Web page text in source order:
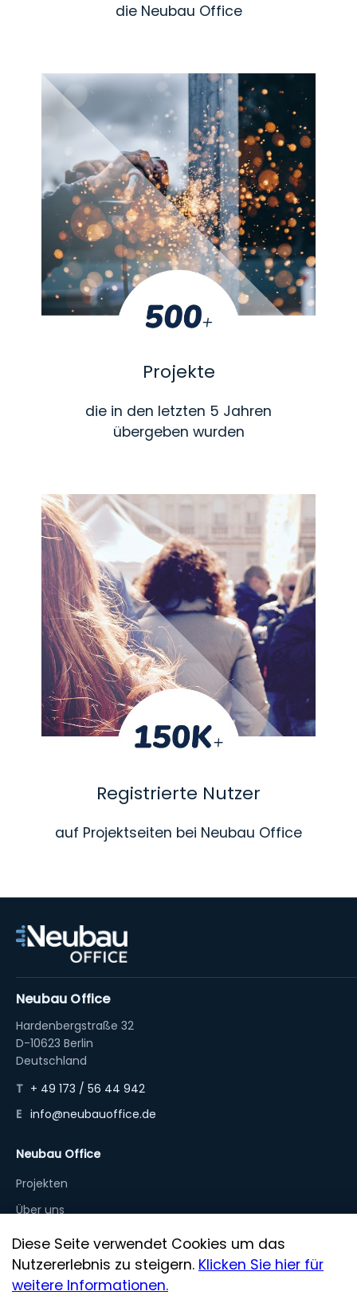
Diese Seite verwendet Cookies um das
Nutzererlebnis zu steigern. Klicken Sie hier für
weitere Informationen.
die Neubau Office
Projekte
die in den letzten 5 Jahren
übergeben wurden
Registrierte Nutzer
auf Projektseiten bei Neubau Office
Neubau Office
Hardenbergstraße 32
D-10623 Berlin
Deutschland
T + 49 173 / 56 44 942
E info@neubauoffice.de
Neubau Office
Projekten
Über uns
Rechtliches